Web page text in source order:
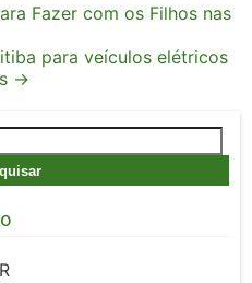
Fazer com os Filhos nas
para veículos elétricos
→